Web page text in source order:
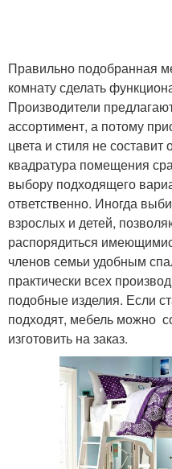
Правильно подобранная
комнату сделать
Производители
ассортимент, а потому
цвета и стиля не составит
квадратура помещения
выбору подходящего
ответственно. Иногда
взрослых и детей,
распорядиться
членов семьи удобным
практически всех
подобные изделия. Если
подходят, мебель можно
изготовить на заказ.